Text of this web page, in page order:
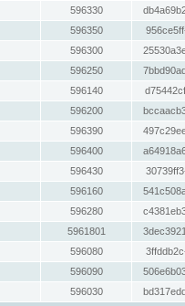
596330
596350
596300
596250
596140
596200
596390
596400
596430
596160
596280
5961801
596080
596090
596030